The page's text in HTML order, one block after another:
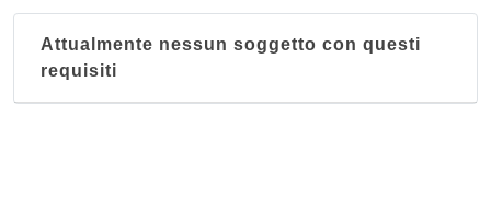
Attualmente nessun soggetto con questi
requisiti